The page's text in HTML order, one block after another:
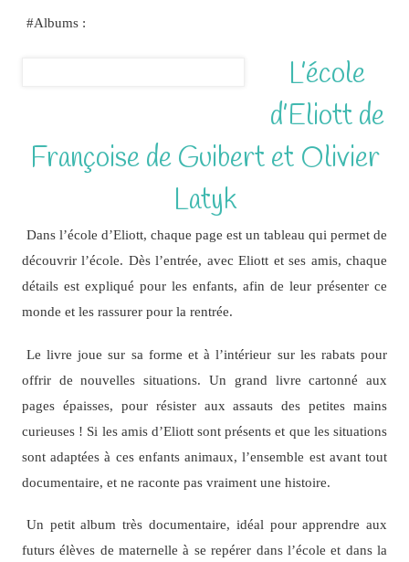
#Albums :
L’école
d’Eliott de
Françoise de Guibert et Olivier
Latyk
Dans l’école d’Eliott, chaque page est un tableau qui permet de
découvrir l’école. Dès l’entrée, avec Eliott et ses amis, chaque
détails est expliqué pour les enfants, afin de leur présenter ce
monde et les rassurer pour la rentrée.
Le livre joue sur sa forme et à l’intérieur sur les rabats pour
offrir de nouvelles situations. Un grand livre cartonné aux
pages épaisses, pour résister aux assauts des petites mains
curieuses ! Si les amis d’Eliott sont présents et que les situations
sont adaptées à ces enfants animaux, l’ensemble est avant tout
documentaire, et ne raconte pas vraiment une histoire.
Un petit album très documentaire, idéal pour apprendre aux
futurs élèves de maternelle à se repérer dans l’école et dans la